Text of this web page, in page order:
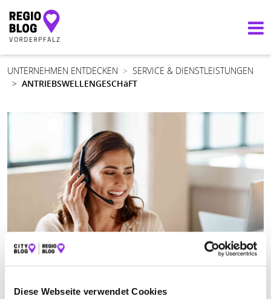
Diese Webseite verwendet Cookies
Hauptnavigation
UNTERNEHMEN ENTDECKEN
SERVICE & DIENSTLEISTUNGEN
ANTRIEBSWELLENGESCHäFT